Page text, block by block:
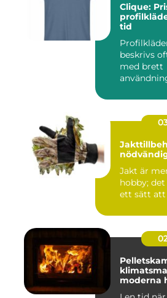
Clique:
tid
beskrivs
med brett
Jakt är
hobby;
ett sätt att
moderna